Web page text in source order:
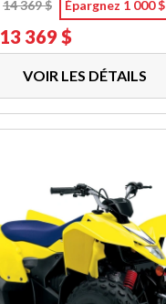
14 369 $
Épargnez 1 000 $
13 369 $
VOIR LES DÉTAILS